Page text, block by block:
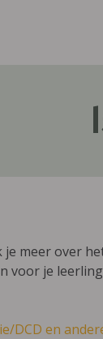
meer over
voor je
DCD en